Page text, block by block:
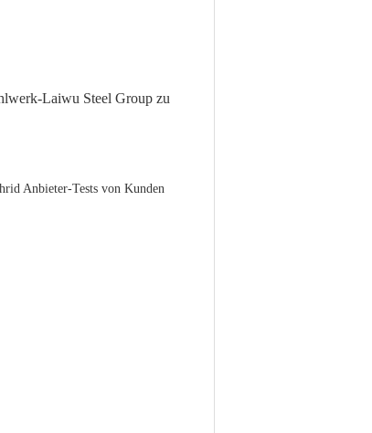
Laiwu Steel Group zu
Anbieter-Tests von Kunden